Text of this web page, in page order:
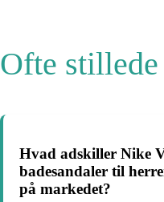
Ofte
Hvad adskiller Nike
badesandaler til
på markedet?